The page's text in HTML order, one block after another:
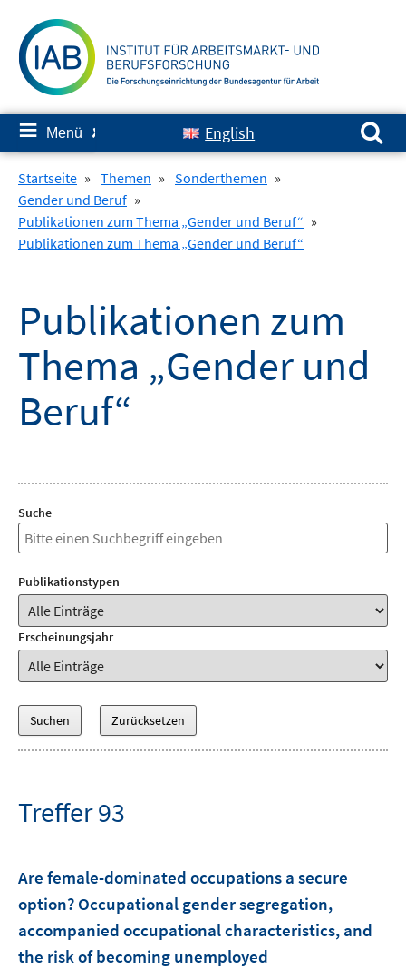
zum
Inhalt
≡ Menü ✘ English
Suchen nach:
Startseite » Themen » Sonderthemen »
Gender und Beruf »
Publikationen zum Thema „Gender und Beruf“ »
Publikationen zum Thema „Gender und Beruf“
Publikationen zum
Thema „Gender und
Beruf“
Suche
Publikationstypen
Erscheinungsjahr
Treffer 93
Are female-dominated occupations a secure
option? Occupational gender segregation,
accompanied occupational characteristics, and
the risk of becoming unemployed